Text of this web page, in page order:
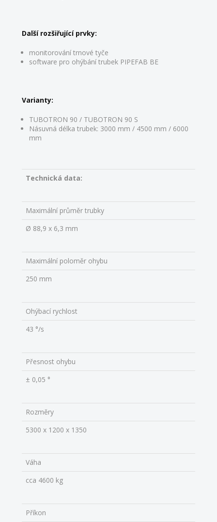
Další rozšiřující prvky:
monitorování trnové tyče
software pro ohýbání trubek PIPEFAB BE
Varianty:
TUBOTRON 90 / TUBOTRON 90 S
Násuvná délka trubek: 3000 mm / 4500 mm / 6000
mm
Technická data:
Maximální průměr trubky
Ø 88,9 x 6,3 mm
Maximální poloměr ohybu
250 mm
Ohýbací rychlost
43 °/s
Přesnost ohybu
± 0,05 °
Rozměry
5300 x 1200 x 1350
Váha
cca 4600 kg
Příkon